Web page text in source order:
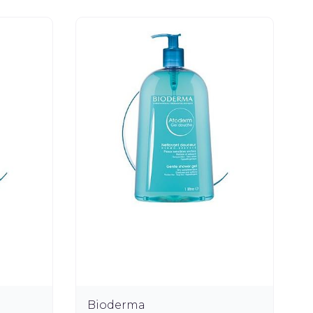
Bioderma